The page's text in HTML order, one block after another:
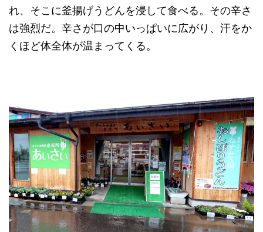
れ、そこに釜揚げうどんを浸して食べる。その辛さ
は強烈だ。辛さが口の中いっぱいに広がり、汗をか
くほど体全体が温まってくる。